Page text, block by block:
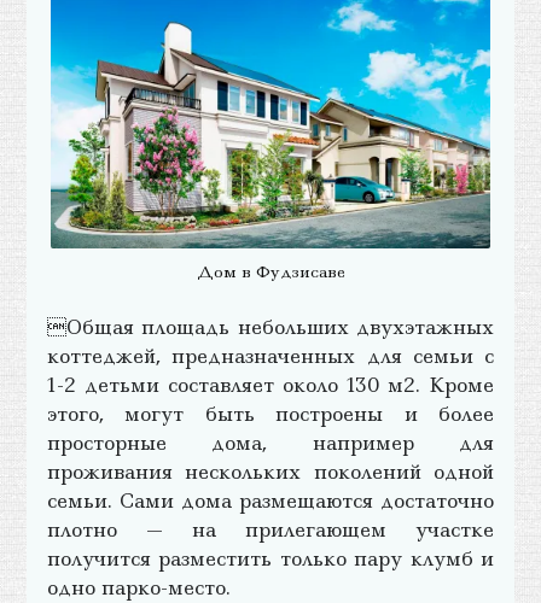
Дом в Фудзисаве
Общая площадь небольших двухэтажных
коттеджей, предназначенных для семьи с
1-2 детьми составляет около 130 м2. Кроме
этого, могут быть построены и более
просторные дома, например для
проживания нескольких поколений одной
семьи. Сами дома размещаются достаточно
плотно — на прилегающем участке
получится разместить только пару клумб и
одно парко-место.